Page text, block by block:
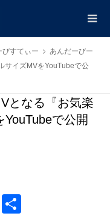
びすてぃー
あんだーびー
サイズMVをYouTubeで公
となる『お気楽
で公開
Email